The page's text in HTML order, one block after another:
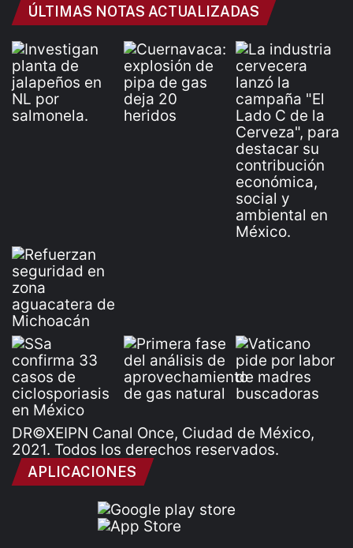
ÚLTIMAS NOTAS ACTUALIZADAS
DR©XEIPN Canal Once, Ciudad de México,
2021. Todos los derechos reservados.
APLICACIONES